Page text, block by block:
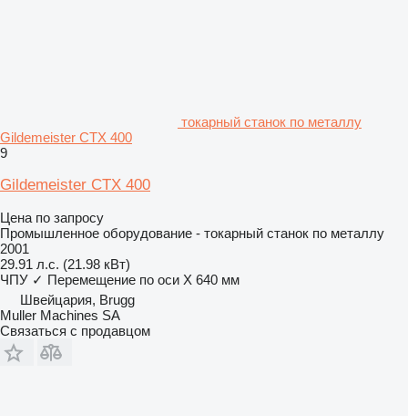
токарный станок по металлу
Gildemeister CTX 400
9
Gildemeister CTX 400
Цена по запросу
Промышленное оборудование - токарный станок по металлу
2001
29.91 л.с. (21.98 кВт)
ЧПУ ✓ Перемещение по оси X 640 мм
Швейцария, Brugg
Muller Machines SA
Связаться с продавцом